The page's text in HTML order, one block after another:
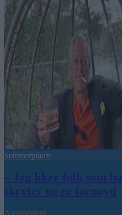
Sommerpraten
– Jeg liker folk som
skryter og er fornøyd
Abonnement